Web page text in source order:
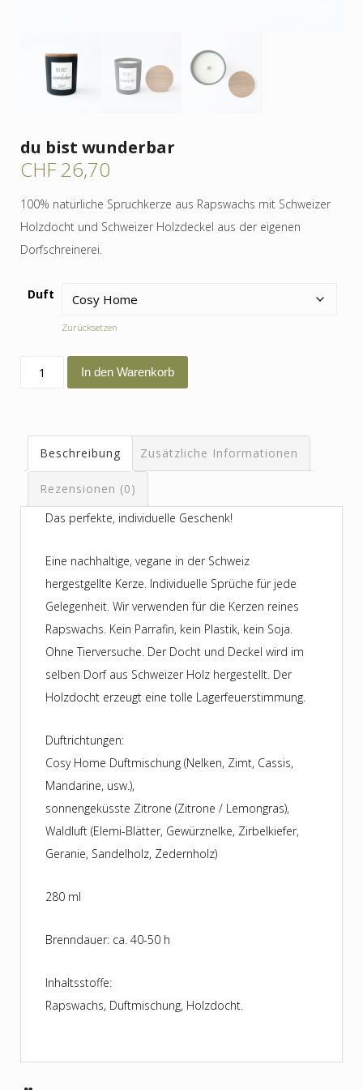
du bist wunderbar
CHF26,70
100% natürliche Spruchkerze aus Rapswachs mit Schweizer
Holzdocht und Schweizer Holzdeckel aus der eigenen
Dorfschreinerei.
Duft
Zurücksetzen
Menge
In den Warenkorb
Beschreibung Zusätzliche Informationen
Rezensionen (0)
Das perfekte, individuelle Geschenk!
Eine nachhaltige, vegane in der Schweiz
hergestgellte Kerze. Individuelle Sprüche für jede
Gelegenheit. Wir verwenden für die Kerzen reines
Rapswachs. Kein Parrafin, kein Plastik, kein Soja.
Ohne Tierversuche. Der Docht und Deckel wird im
selben Dorf aus Schweizer Holz hergestellt. Der
Holzdocht erzeugt eine tolle Lagerfeuerstimmung.
Duftrichtungen:
Cosy Home Duftmischung (Nelken, Zimt, Cassis,
Mandarine, usw.),
sonnengeküsste Zitrone (Zitrone / Lemongras),
Waldluft (Elemi-Blätter, Gewürznelke, Zirbelkiefer,
Geranie, Sandelholz, Zedernholz)
280 ml
Brenndauer: ca. 40-50 h
Inhaltsstoffe:
Rapswachs, Duftmischung, Holzdocht.